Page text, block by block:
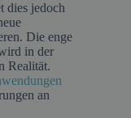
dies jedoch
Die enge
in der
Realität.
an